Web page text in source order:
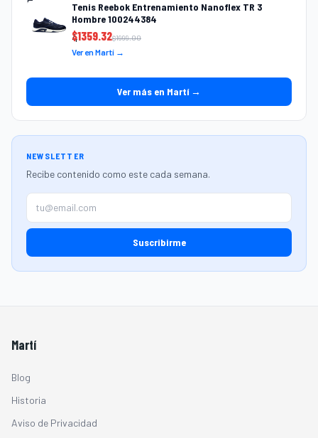
Tenis Reebok Entrenamiento Nanoflex TR 3
Hombre 100244384
$1359.32$1999.00
Ver en Martí →
Ver más en Martí →
NEWSLETTER
Recibe contenido como este cada semana.
Suscribirme
Martí
Blog
Historia
Aviso de Privacidad